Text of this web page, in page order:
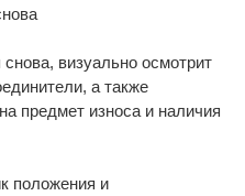
визуально осмотрит
а также
предмет износа и наличия
положения и